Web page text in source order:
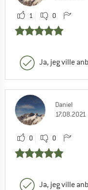
1 0
Ja, jeg ville
Daniel
17.08.2021
0 0
Ja, jeg ville